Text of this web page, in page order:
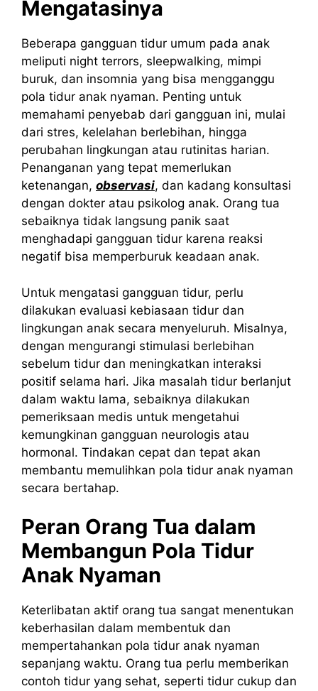
Mengatasinya
Beberapa gangguan tidur umum pada anak
meliputi night terrors, sleepwalking, mimpi
buruk, dan insomnia yang bisa mengganggu
pola tidur anak nyaman. Penting untuk
memahami penyebab dari gangguan ini, mulai
dari stres, kelelahan berlebihan, hingga
perubahan lingkungan atau rutinitas harian.
Penanganan yang tepat memerlukan
ketenangan, observasi, dan kadang konsultasi
dengan dokter atau psikolog anak. Orang tua
sebaiknya tidak langsung panik saat
menghadapi gangguan tidur karena reaksi
negatif bisa memperburuk keadaan anak.
Untuk mengatasi gangguan tidur, perlu
dilakukan evaluasi kebiasaan tidur dan
lingkungan anak secara menyeluruh. Misalnya,
dengan mengurangi stimulasi berlebihan
sebelum tidur dan meningkatkan interaksi
positif selama hari. Jika masalah tidur berlanjut
dalam waktu lama, sebaiknya dilakukan
pemeriksaan medis untuk mengetahui
kemungkinan gangguan neurologis atau
hormonal. Tindakan cepat dan tepat akan
membantu memulihkan pola tidur anak nyaman
secara bertahap.
Peran Orang Tua dalam
Membangun Pola Tidur
Anak Nyaman
Keterlibatan aktif orang tua sangat menentukan
keberhasilan dalam membentuk dan
mempertahankan pola tidur anak nyaman
sepanjang waktu. Orang tua perlu memberikan
contoh tidur yang sehat, seperti tidur cukup dan